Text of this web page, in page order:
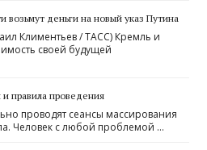
возьмут деньги на новый указ Путина
Климентьев / ТАСС) Кремль и
своей будущей
правила проведения
проводят сеансы массирования
Человек с любой проблемой …